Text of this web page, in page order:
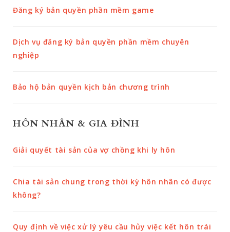
Đăng ký bản quyền phần mềm game
Dịch vụ đăng ký bản quyền phần mềm chuyên
nghiệp
Bảo hộ bản quyền kịch bản chương trình
HÔN NHÂN & GIA ĐÌNH
Giải quyết tài sản của vợ chồng khi ly hôn
Chia tài sản chung trong thời kỳ hôn nhân có được
không?
Quy định về việc xử lý yêu cầu hủy việc kết hôn trái